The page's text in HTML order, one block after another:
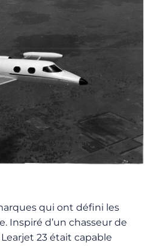
qui ont défini les
Inspiré d’un chasseur de
Learjet 23 était capable